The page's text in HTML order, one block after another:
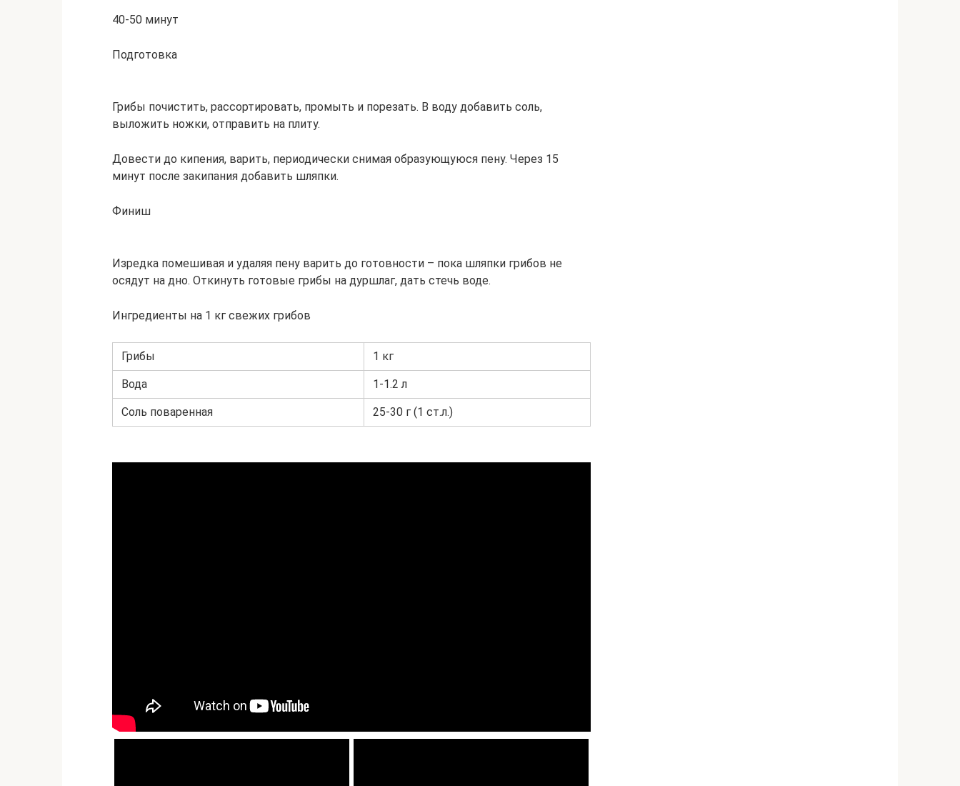
40-50 минут
Подготовка
Грибы почистить, рассортировать, промыть и порезать. В воду добавить соль,
выложить ножки, отправить на плиту.
Довести до кипения, варить, периодически снимая образующуюся пену. Через 15
минут после закипания добавить шляпки.
Финиш
Изредка помешивая и удаляя пену варить до готовности – пока шляпки грибов не
осядут на дно. Откинуть готовые грибы на дуршлаг, дать стечь воде.
Ингредиенты на 1 кг свежих грибов
Грибы 1 кг
Вода 1-1.2 л
Соль поваренная 25-30 г (1 ст.л.)